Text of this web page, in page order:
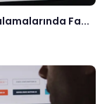
Fa...